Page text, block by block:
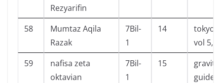
Rezyarifin
58
Mumtaz Aqila
Razak
7Bil-
1
14
tokyo
vol 5,7
59
nafisa zeta
oktavian
7Bil-
1
15
gravity
guide